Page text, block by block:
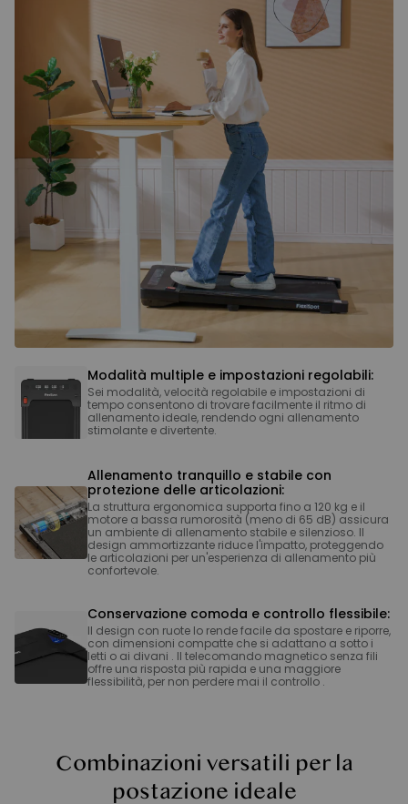
Modalità multiple e impostazioni regolabili:
Sei modalità, velocità regolabile e impostazioni di
tempo consentono di trovare facilmente il ritmo di
allenamento ideale, rendendo ogni allenamento
stimolante e divertente.
Allenamento tranquillo e stabile con
protezione delle articolazioni:
La struttura ergonomica supporta fino a 120 kg e il
motore a bassa rumorosità (meno di 65 dB) assicura
un ambiente di allenamento stabile e silenzioso. Il
design ammortizzante riduce l'impatto, proteggendo
le articolazioni per un'esperienza di allenamento più
confortevole.
Conservazione comoda e controllo flessibile:
Il design con ruote lo rende facile da spostare e riporre,
con dimensioni compatte che si adattano a sotto i
letti o ai divani . Il telecomando magnetico senza fili
offre una risposta più rapida e una maggiore
flessibilità, per non perdere mai il controllo .
Combinazioni versatili per la
postazione ideale